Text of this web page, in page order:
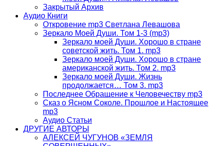
Закрытый Архив
Аудио Книги
Откровение mp3 Светлана Левашова
Зеркало Моей Души. Том 1-3 (mp3)
Зеркало моей Души. Хорошо в стране
советской жить. Том 1. mp3
Зеркало моей Души. Хорошо в стране
американской жить. Том 2. mp3
Зеркало моей Души. Жизнь
продолжается… Том 3. mp3
Последнее Обращение к Человечеству mp3
Сказ о Ясном Соколе. Прошлое и Настоящее
mp3
Аудио Статьи
ДРУГИЕ АВТОРЫ
АЛЕКСЕЙ ЧУГУНОВ «ЗЕМЛЯ